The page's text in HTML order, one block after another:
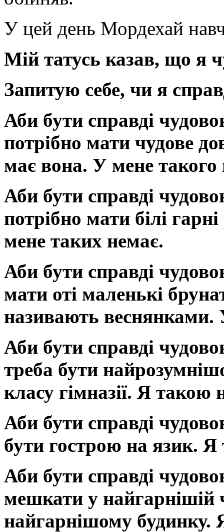
У цей день Мордехай
Мій татусь казав, що я
Запитую себе, чи я
Аби бути справді
потрібно мати чудове
має вона. У мене такого
Аби бути справді
потрібно мати білі
мене таких немає.
Аби бути справді
мати оті маленькі
називають веснянками.
Аби бути справді
треба бути
класу гімназії. Я такою
Аби бути справді
бути гострою на язик. Я
Аби бути справді
мешкати у найгарнішій
найгарнішому будинку.